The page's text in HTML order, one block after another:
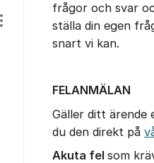
Visa/dölj inställningar för
frågor och svar
ställa din egen
snart vi kan.
FELANMÄLAN
Gäller ditt ärende
du den direkt på
Akuta fel som